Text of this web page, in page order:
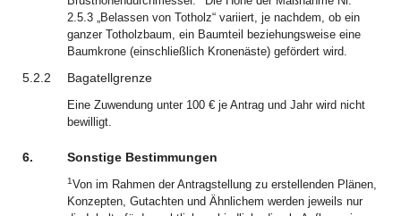
2.5.3 „Belassen von Totholz“ variiert, je nachdem, ob ein
ganzer Totholzbaum, ein Baumteil beziehungsweise eine
Baumkrone (einschließlich Kronenäste) gefördert wird.
5.2.2 Bagatellgrenze
Eine Zuwendung unter 100 € je Antrag und Jahr wird nicht
bewilligt.
6. Sonstige Bestimmungen
1Von im Rahmen der Antragstellung zu erstellenden Plänen,
Konzepten, Gutachten und Ähnlichem werden jeweils nur